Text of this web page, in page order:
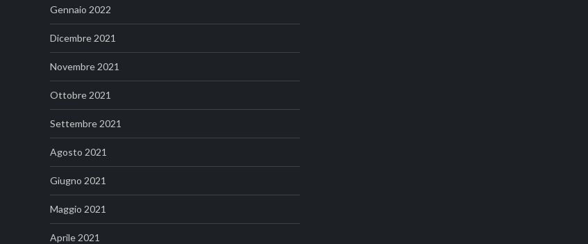
Gennaio 2022
Dicembre 2021
Novembre 2021
Ottobre 2021
Settembre 2021
Agosto 2021
Giugno 2021
Maggio 2021
Aprile 2021